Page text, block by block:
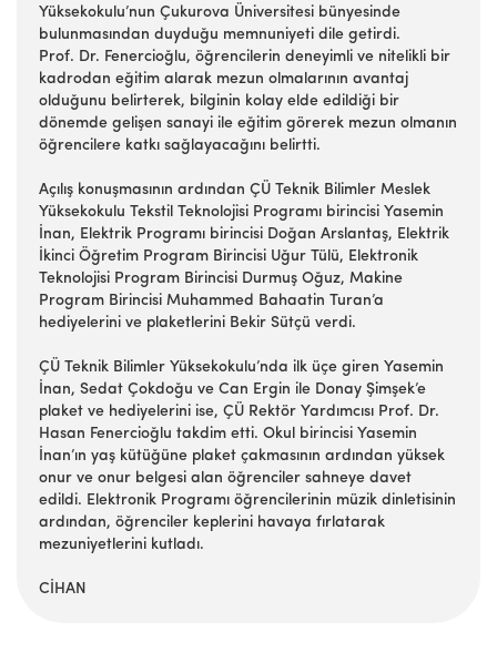
Yüksekokulu’nun Çukurova Üniversitesi bünyesinde
bulunmasından duyduğu memnuniyeti dile getirdi.
Prof. Dr. Fenercioğlu, öğrencilerin deneyimli ve nitelikli bir
kadrodan eğitim alarak mezun olmalarının avantaj
olduğunu belirterek, bilginin kolay elde edildiği bir
dönemde gelişen sanayi ile eğitim görerek mezun olmanın
öğrencilere katkı sağlayacağını belirtti.
Açılış konuşmasının ardından ÇÜ Teknik Bilimler Meslek
Yüksekokulu Tekstil Teknolojisi Programı birincisi Yasemin
İnan, Elektrik Programı birincisi Doğan Arslantaş, Elektrik
İkinci Öğretim Program Birincisi Uğur Tülü, Elektronik
Teknolojisi Program Birincisi Durmuş Oğuz, Makine
Program Birincisi Muhammed Bahaatin Turan’a
hediyelerini ve plaketlerini Bekir Sütçü verdi.
ÇÜ Teknik Bilimler Yüksekokulu’nda ilk üçe giren Yasemin
İnan, Sedat Çokdoğu ve Can Ergin ile Donay Şimşek’e
plaket ve hediyelerini ise, ÇÜ Rektör Yardımcısı Prof. Dr.
Hasan Fenercioğlu takdim etti. Okul birincisi Yasemin
İnan’ın yaş kütüğüne plaket çakmasının ardından yüksek
onur ve onur belgesi alan öğrenciler sahneye davet
edildi. Elektronik Programı öğrencilerinin müzik dinletisinin
ardından, öğrenciler keplerini havaya fırlatarak
mezuniyetlerini kutladı.
CİHAN